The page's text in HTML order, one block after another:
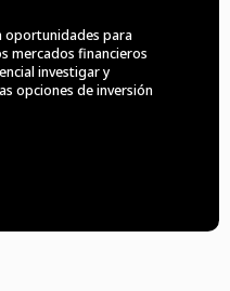
oportunidades para
mercados financieros
investigar y
opciones de inversión